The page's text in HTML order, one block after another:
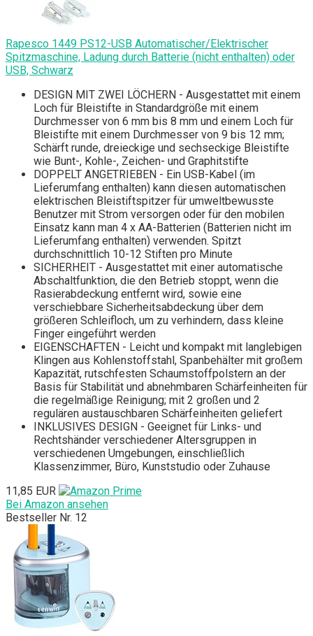
Rapesco 1449 PS12-USB Automatischer/Elektrischer
Spitzmaschine, Ladung durch Batterie (nicht enthalten) oder
USB, Schwarz
DESIGN MIT ZWEI LÖCHERN - Ausgestattet mit einem
Loch für Bleistifte in Standardgröße mit einem
Durchmesser von 6 mm bis 8 mm und einem Loch für
Bleistifte mit einem Durchmesser von 9 bis 12 mm;
Schärft runde, dreieckige und sechseckige Bleistifte
wie Bunt-, Kohle-, Zeichen- und Graphitstifte
DOPPELT ANGETRIEBEN - Ein USB-Kabel (im
Lieferumfang enthalten) kann diesen automatischen
elektrischen Bleistiftspitzer für umweltbewusste
Benutzer mit Strom versorgen oder für den mobilen
Einsatz kann man 4 x AA-Batterien (Batterien nicht im
Lieferumfang enthalten) verwenden. Spitzt
durchschnittlich 10-12 Stiften pro Minute
SICHERHEIT - Ausgestattet mit einer automatische
Abschaltfunktion, die den Betrieb stoppt, wenn die
Rasierabdeckung entfernt wird, sowie eine
verschiebbare Sicherheitsabdeckung über dem
größeren Schleifloch, um zu verhindern, dass kleine
Finger eingeführt werden
EIGENSCHAFTEN - Leicht und kompakt mit langlebigen
Klingen aus Kohlenstoffstahl, Spanbehälter mit großem
Kapazität, rutschfesten Schaumstoffpolstern an der
Basis für Stabilität und abnehmbaren Schärfeinheiten für
die regelmäßige Reinigung; mit 2 großen und 2
regulären austauschbaren Schärfeinheiten geliefert
INKLUSIVES DESIGN - Geeignet für Links- und
Rechtshänder verschiedener Altersgruppen in
verschiedenen Umgebungen, einschließlich
Klassenzimmer, Büro, Kunststudio oder Zuhause
11,85 EUR
Bei Amazon ansehen
Bestseller Nr. 12